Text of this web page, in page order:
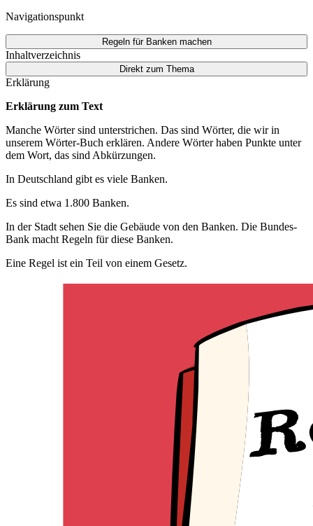
Navigationspunkt
Regeln für Banken machen
Inhaltverzeichnis
Direkt zum Thema
Erklärung
Erklärung zum Text
Manche Wörter sind unterstrichen. Das sind Wörter, die wir in
unserem Wörter-Buch erklären. Andere Wörter haben Punkte unter
dem Wort, das sind Abkürzungen.
In Deutschland gibt es viele Banken.
Es sind etwa 1.800 Banken.
In der Stadt sehen Sie die Gebäude von den Banken. Die Bundes-
Bank macht Regeln für diese Banken.
Eine Regel ist ein Teil von einem Gesetz.